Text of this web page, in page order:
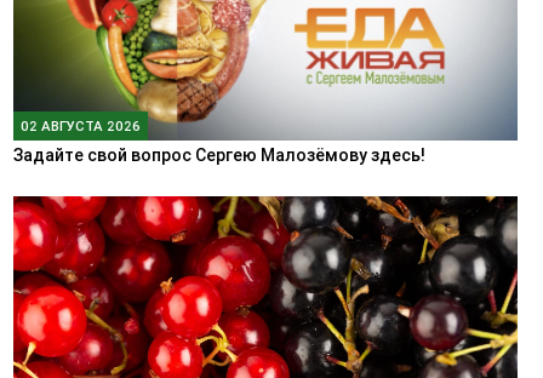
02 АВГУСТА 2026
Задайте свой вопрос Сергею Малозёмову здесь!